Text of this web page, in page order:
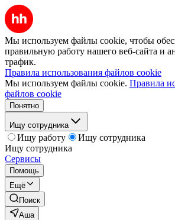
Мы используем файлы cookie, чтобы
правильную работу нашего веб-сайта и
трафик.
Правила использования файлов cookie
Мы используем файлы cookie. Правила
файлов cookie
Понятно
Ищу сотрудника
Ищу работу
Ищу сотрудника
Ищу сотрудника
Сервисы
Помощь
Ещё
Поиск
Аша